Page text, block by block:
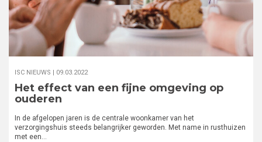
ISC NIEUWS | 09.03.2022
Het effect van een fijne omgeving op
ouderen
In de afgelopen jaren is de centrale woonkamer van het
verzorgingshuis steeds belangrijker geworden. Met name in rusthuizen
met een…